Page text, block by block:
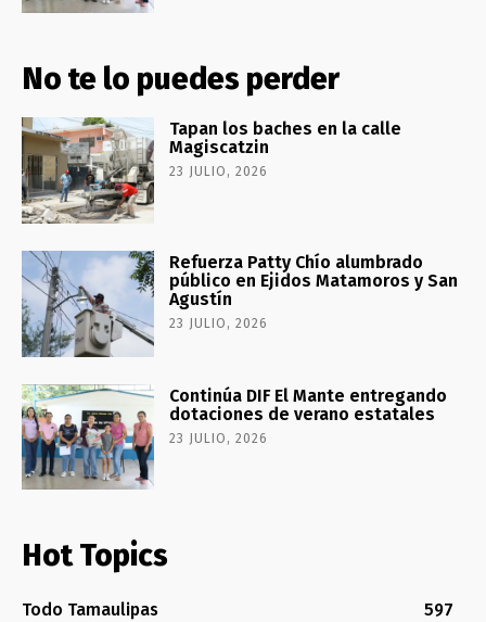
No te lo puedes perder
Tapan los baches en la calle
Magiscatzin
23 JULIO, 2026
Refuerza Patty Chío alumbrado
público en Ejidos Matamoros y San
Agustín
23 JULIO, 2026
Continúa DIF El Mante entregando
dotaciones de verano estatales
23 JULIO, 2026
Hot Topics
Todo Tamaulipas
597